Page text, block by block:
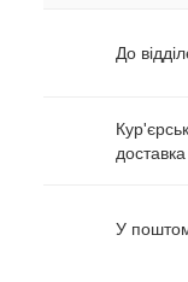
До
доставка
У